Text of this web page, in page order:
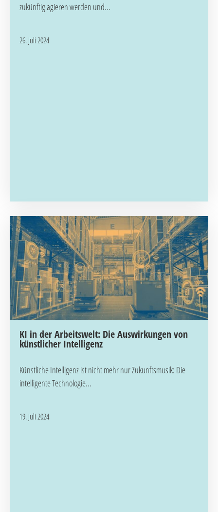
zukünftig agieren werden und...
26. Juli 2024
KI in der Arbeitswelt: Die Auswirkungen von
künstlicher Intelligenz
Künstliche Intelligenz ist nicht mehr nur Zukunftsmusik: Die
intelligente Technologie...
19. Juli 2024